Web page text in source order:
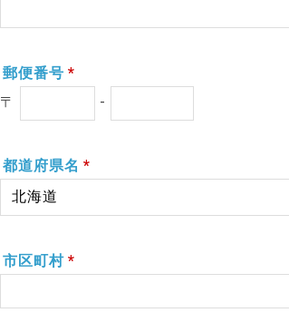
郵便番号 *
〒
-
都道府県名 *
市区町村 *